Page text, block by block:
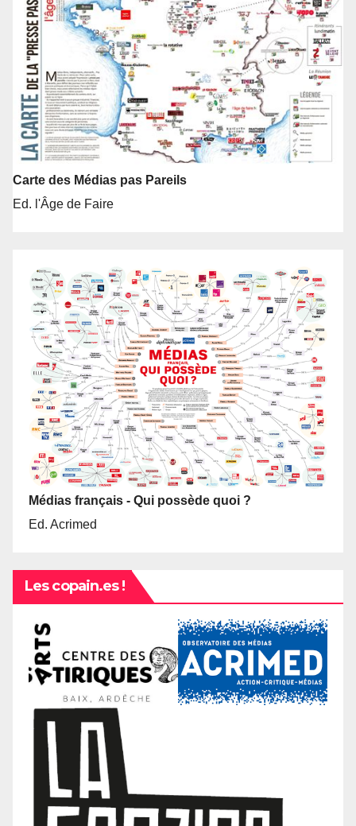
Carte des Médias pas Pareils
Ed. l'Âge de Faire
Médias français - Qui possède quoi ?
Ed. Acrimed
Les copain.es !